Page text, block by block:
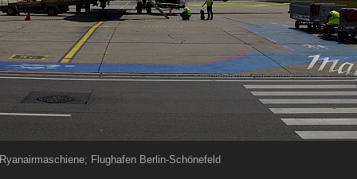
Ryanairmaschiene; Flughafen Berlin-Schönefeld